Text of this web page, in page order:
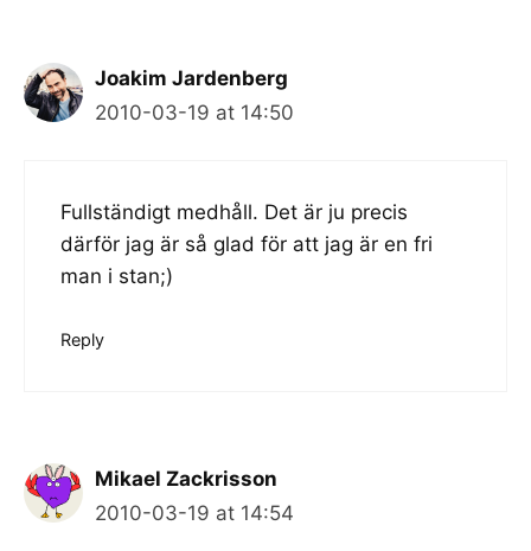
Joakim Jardenberg
2010-03-19 at 14:50
Fullständigt medhåll. Det är ju precis
därför jag är så glad för att jag är en fri
man i stan;)
Reply
Mikael Zackrisson
2010-03-19 at 14:54